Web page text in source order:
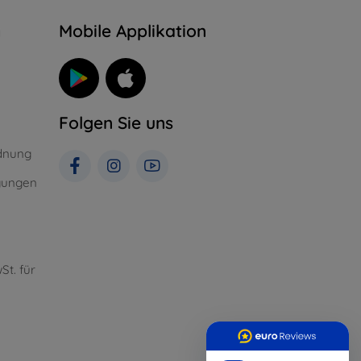
für
Mobile Applikation
Folgen Sie uns